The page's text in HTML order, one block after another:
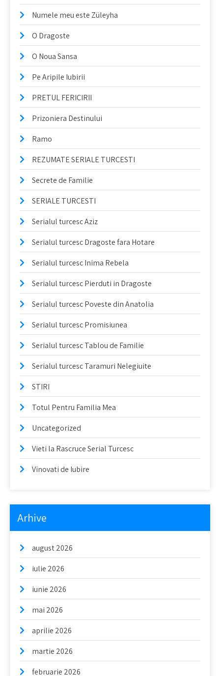
Numele meu este Züleyha
O Dragoste
O Noua Sansa
Pe Aripile Iubirii
PRETUL FERICIRII
Prizoniera Destinului
Ramo
REZUMATE SERIALE TURCESTI
Secrete de Familie
SERIALE TURCESTI
Serialul turcesc Aziz
Serialul turcesc Dragoste fara Hotare
Serialul turcesc Inima Rebela
Serialul turcesc Pierduti in Dragoste
Serialul turcesc Poveste din Anatolia
Serialul turcesc Promisiunea
Serialul turcesc Tablou de Familie
Serialul turcesc Taramuri Nelegiuite
STIRI
Totul Pentru Familia Mea
Uncategorized
Vieti la Rascruce Serial Turcesc
Vinovati de Iubire
Arhive
august 2026
iulie 2026
iunie 2026
mai 2026
aprilie 2026
martie 2026
februarie 2026